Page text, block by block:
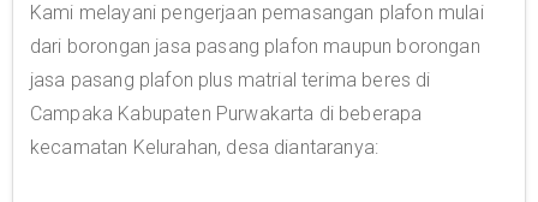
Kami melayani pengerjaan pemasangan plafon mulai
dari borongan jasa pasang plafon maupun borongan
jasa pasang plafon plus matrial terima beres di
Campaka Kabupaten Purwakarta di beberapa
kecamatan Kelurahan, desa diantaranya: